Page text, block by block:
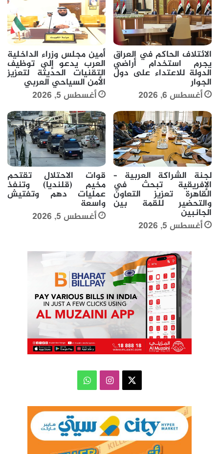
الائتلاف الحاكم في العراق
يجرم استخدام أراضي
الدولة للاعتداء على دول
الجوار
أغسطس 6, 2026
أمين مجلس وزراء الداخلية
العرب يدعو إلى توظيف
التقنيات الحديثة لتعزيز
الأمن السياحي العربي
أغسطس 5, 2026
لجنة الشراكة العربية –
الإفريقية تبحث في
القاهرة تعزيز التعاون
والتحضير للقمة بين
الجانبين
أغسطس 5, 2026
قوات الاحتلال تقتحم
مخيم (قلنديا) وتنفذ
عمليات دهم وتفتيش
واسعة
أغسطس 5, 2026
انستقرامواتساب